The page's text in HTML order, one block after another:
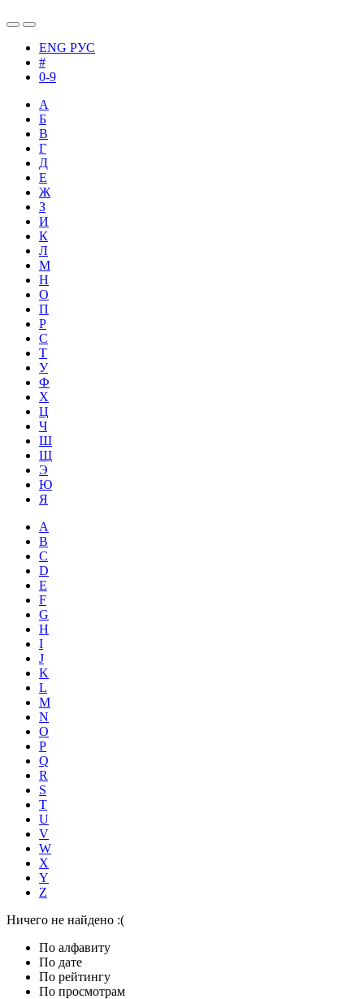
ENG РУС
#
0-9
А
Б
В
Г
Д
Е
Ж
З
И
К
Л
М
Н
О
П
Р
С
Т
У
Ф
Х
Ц
Ч
Ш
Щ
Э
Ю
Я
A
B
C
D
E
F
G
H
I
J
K
L
M
N
O
P
Q
R
S
T
U
V
W
X
Y
Z
Ничего не найдено :(
По алфавиту
По дате
По рейтингу
По просмотрам